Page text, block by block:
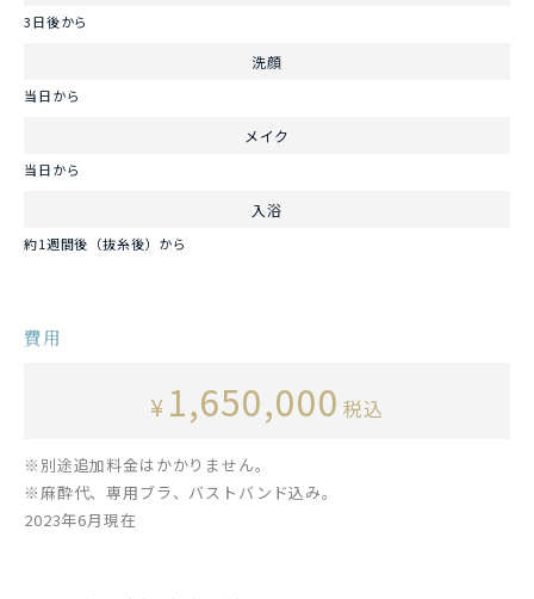
3日後から
洗顔
当日から
メイク
当日から
入浴
約1週間後（抜糸後）から
費用
¥ 1,650,000 税込
※別途追加料金はかかりません。
※麻酔代、専用ブラ、バストバンド込み。
2023年6月現在